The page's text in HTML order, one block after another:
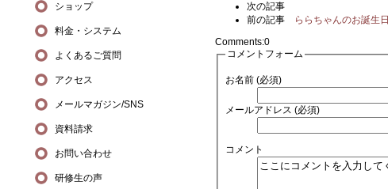
次の記事
前の記事
ららちゃんのお誕生日
Comments:0
コメントフォーム
お名前 (必須)
メールアドレス (必須)
コメント
ショップ
料金・システム
よくあるご質問
アクセス
メールマガジン/SNS
資料請求
お問い合わせ
研修生の声